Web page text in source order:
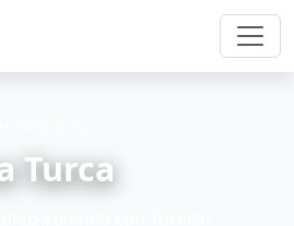
Turca